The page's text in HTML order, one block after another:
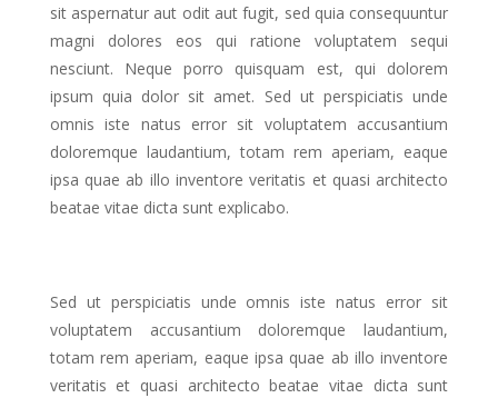
sit aspernatur aut odit aut fugit, sed quia consequuntur
magni dolores eos qui ratione voluptatem sequi
nesciunt. Neque porro quisquam est, qui dolorem
ipsum quia dolor sit amet. Sed ut perspiciatis unde
omnis iste natus error sit voluptatem accusantium
doloremque laudantium, totam rem aperiam, eaque
ipsa quae ab illo inventore veritatis et quasi architecto
beatae vitae dicta sunt explicabo.
Sed ut perspiciatis unde omnis iste natus error sit
voluptatem accusantium doloremque laudantium,
totam rem aperiam, eaque ipsa quae ab illo inventore
veritatis et quasi architecto beatae vitae dicta sunt